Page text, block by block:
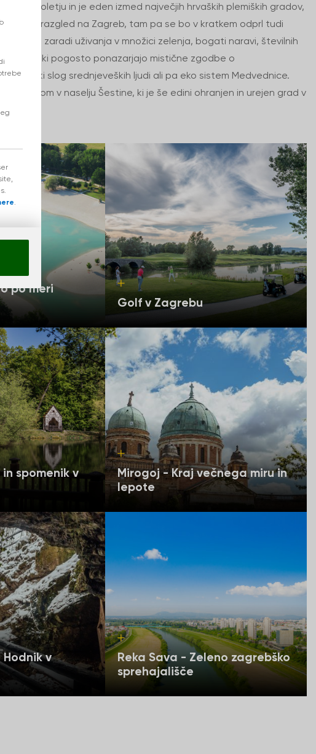
v 13. stoletju in je eden izmed največjih hrvaških plemiških gradov,
razgled na Zagreb, tam pa se bo v kratkem odprl tudi
lokacija zaradi uživanja v množici zelenja, bogati naravi, številnih
ki pogosto ponazarjajo mistične zgodbe o
slog srednjeveških ljudi ali pa eko sistem Medvednice.
Sljemenom v naselju Šestine, ki je še edini ohranjen in urejen grad v
po meri
Golf v Zagrebu
spomenik v
Mirogoj - Kraj večnega miru in
lepote
Hodnik v
Reka Sava - Zeleno zagrebško
sprehajališče
.